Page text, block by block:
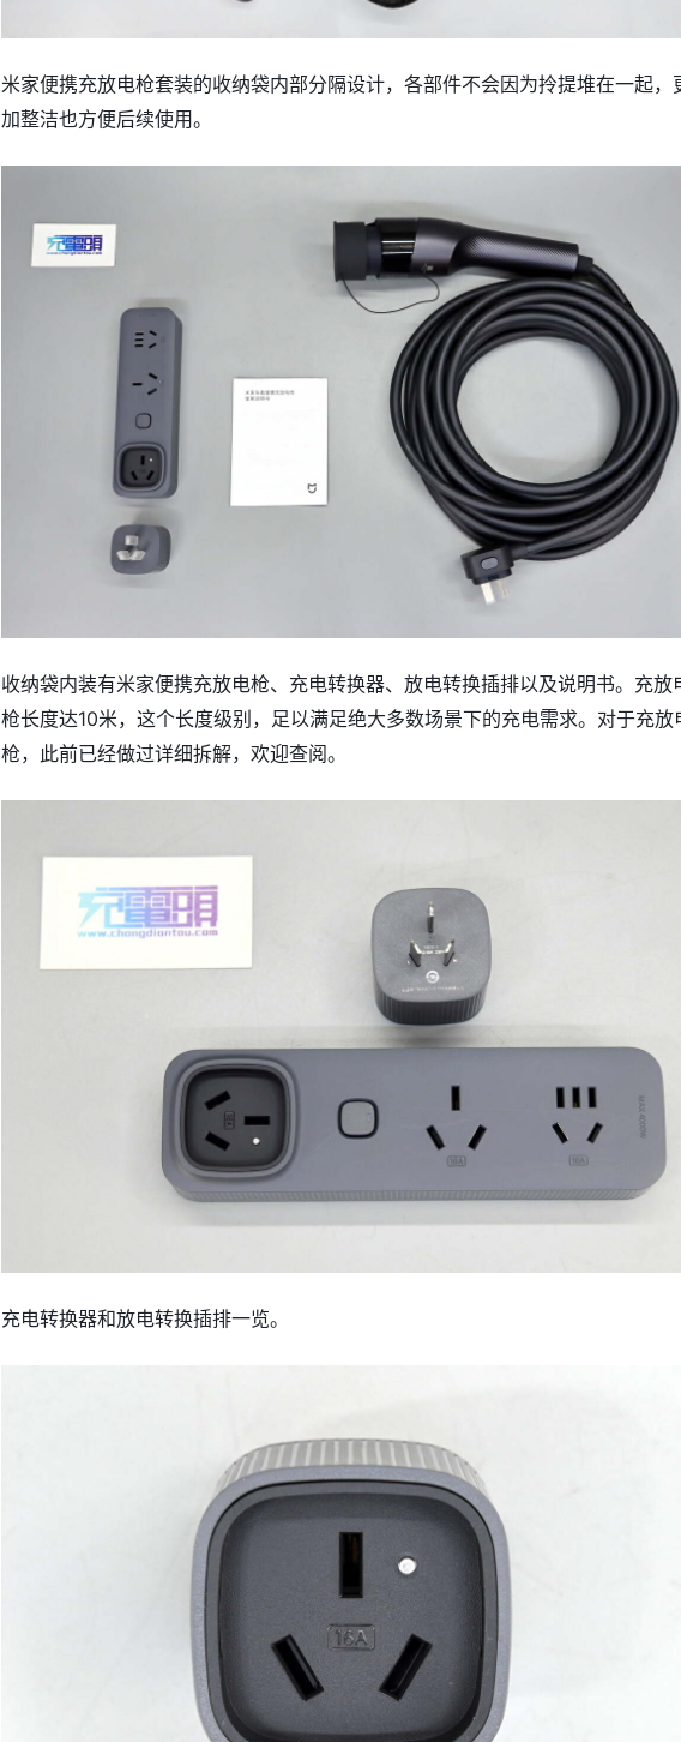
米家便携充放电枪套装的收纳袋内部分隔设计，各部件不会因为拎提堆在一起，
加整洁也方便后续使用。
收纳袋内装有米家便携充放电枪、充电转换器、放电转换插排以及说明书。充放
枪长度达10米，这个长度级别，足以满足绝大多数场景下的充电需求。对于充放
枪，此前已经做过详细拆解，欢迎查阅。
充电转换器和放电转换插排一览。